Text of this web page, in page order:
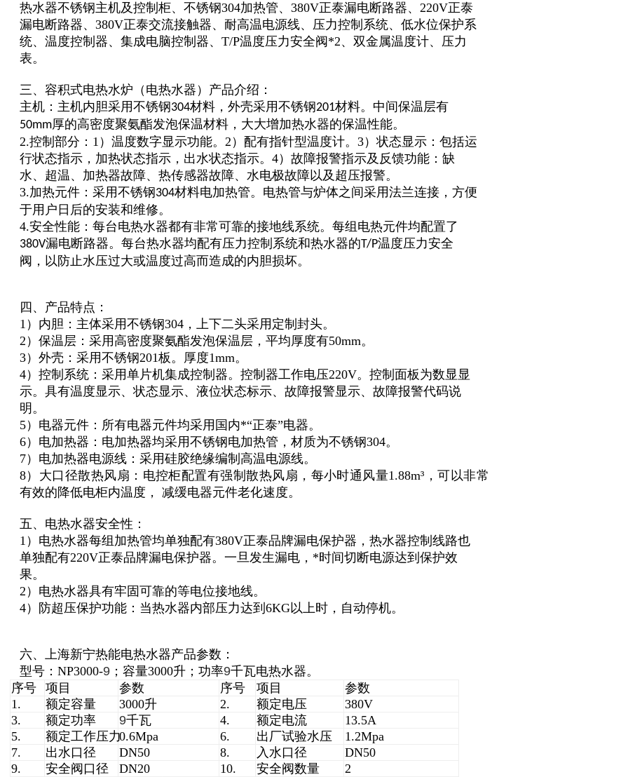
热水器不锈钢主机及控制柜、不锈钢304加热管、380V正泰漏电断路器、220V正泰
漏电断路器、380V正泰交流接触器、耐高温电源线、压力控制系统、低水位保护系
统、温度控制器、集成电脑控制器、T/P温度压力安全阀*2、双金属温度计、压力
表。
三、容积式电热水炉（电热水器）产品介绍：
主机：主机内胆采用不锈钢304材料，外壳采用不锈钢201材料。中间保温层有
50mm厚的高密度聚氨酯发泡保温材料，大大增加热水器的保温性能。
2.控制部分：1）温度数字显示功能。2）配有指针型温度计。3）状态显示：包括运
行状态指示，加热状态指示，出水状态指示。4）故障报警指示及反馈功能：缺
水、超温、加热器故障、热传感器故障、水电极故障以及超压报警。
3.加热元件：采用不锈钢304材料电加热管。电热管与炉体之间采用法兰连接，方便
于用户日后的安装和维修。
4.安全性能：每台电热水器都有非常可靠的接地线系统。每组电热元件均配置了
380V漏电断路器。每台热水器均配有压力控制系统和热水器的T/P温度压力安全
阀，以防止水压过大或温度过高而造成的内胆损坏。
四、产品特点：
1）内胆：主体采用不锈钢304，上下二头采用定制封头。
2）保温层：采用高密度聚氨酯发泡保温层，平均厚度有50mm。
3）外壳：采用不锈钢201板。厚度1mm。
4）控制系统：采用单片机集成控制器。控制器工作电压220V。控制面板为数显显
示。具有温度显示、状态显示、液位状态标示、故障报警显示、故障报警代码说
明。
5）电器元件：所有电器元件均采用国内*“正泰”电器。
6）电加热器：电加热器均采用不锈钢电加热管，材质为不锈钢304。
7）电加热器电源线：采用硅胶绝缘编制高温电源线。
8）大口径散热风扇：电控柜配置有强制散热风扇，每小时通风量1.88m³，可以非常
有效的降低电柜内温度， 减缓电器元件老化速度。
五、电热水器安全性：
1）电热水器每组加热管均单独配有380V正泰品牌漏电保护器，热水器控制线路也
单独配有220V正泰品牌漏电保护器。一旦发生漏电，*时间切断电源达到保护效
果。
2）电热水器具有牢固可靠的等电位接地线。
4）防超压保护功能：当热水器内部压力达到6KG以上时，自动停机。
六、上海新宁热能电热水器产品参数：
型号：NP3000-9 ；容量3000升；功率9千瓦电热水器。
序号
项目 参数 序号 项目
参数
1.
额定容量 3000升 2. 额定电压
380V
3.
额定功率 9千瓦 4. 额定电流
13.5A
5.
额定工作压力0.6Mpa 6. 出厂试验水压
1.2Mpa
7.
出水口径 DN50 8. 入水口径
DN50
9.
安全阀口径 DN20 10. 安全阀数量
2